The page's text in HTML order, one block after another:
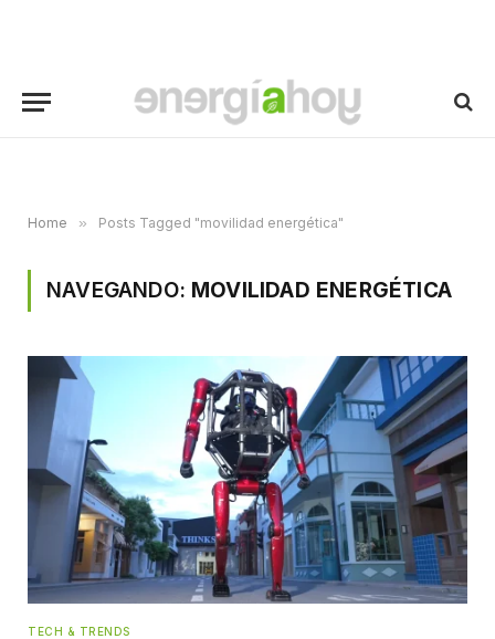
Home » Posts Tagged "movilidad energética"
NAVEGANDO: MOVILIDAD ENERGÉTICA
TECH & TRENDS